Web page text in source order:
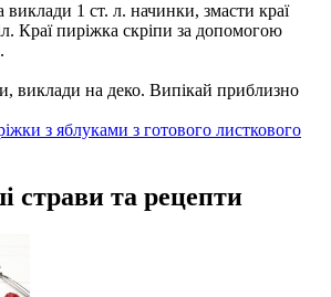
виклади 1 ст. л. начинки, змасти краї
Краї пиріжка скріпи за допомогою
виклади на деко. Випікай приблизно
з яблуками з готового листкового
страви та рецепти